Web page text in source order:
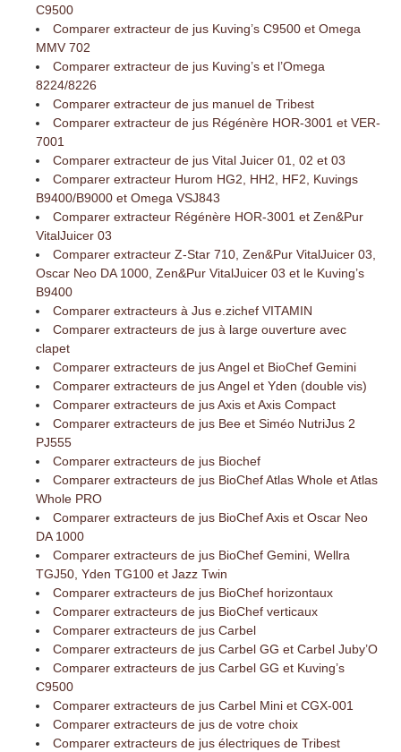
C9500
Comparer extracteur de jus Kuving’s C9500 et Omega
MMV 702
Comparer extracteur de jus Kuving’s et l’Omega
8224/8226
Comparer extracteur de jus manuel de Tribest
Comparer extracteur de jus Régénère HOR-3001 et VER-
7001
Comparer extracteur de jus Vital Juicer 01, 02 et 03
Comparer extracteur Hurom HG2, HH2, HF2, Kuvings
B9400/B9000 et Omega VSJ843
Comparer extracteur Régénère HOR-3001 et Zen&Pur
VitalJuicer 03
Comparer extracteur Z-Star 710, Zen&Pur VitalJuicer 03,
Oscar Neo DA 1000, Zen&Pur VitalJuicer 03 et le Kuving’s
B9400
Comparer extracteurs à Jus e.zichef VITAMIN
Comparer extracteurs de jus à large ouverture avec
clapet
Comparer extracteurs de jus Angel et BioChef Gemini
Comparer extracteurs de jus Angel et Yden (double vis)
Comparer extracteurs de jus Axis et Axis Compact
Comparer extracteurs de jus Bee et Siméo NutriJus 2
PJ555
Comparer extracteurs de jus Biochef
Comparer extracteurs de jus BioChef Atlas Whole et Atlas
Whole PRO
Comparer extracteurs de jus BioChef Axis et Oscar Neo
DA 1000
Comparer extracteurs de jus BioChef Gemini, Wellra
TGJ50, Yden TG100 et Jazz Twin
Comparer extracteurs de jus BioChef horizontaux
Comparer extracteurs de jus BioChef verticaux
Comparer extracteurs de jus Carbel
Comparer extracteurs de jus Carbel GG et Carbel Juby’O
Comparer extracteurs de jus Carbel GG et Kuving’s
C9500
Comparer extracteurs de jus Carbel Mini et CGX-001
Comparer extracteurs de jus de votre choix
Comparer extracteurs de jus électriques de Tribest